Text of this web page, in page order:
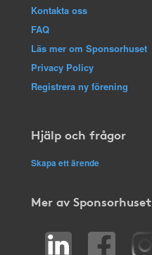
Kontakta oss
FAQ
Läs mer om Sponsorhuset
Privacy Policy
Registrera ny förening
Hjälp och frågor
Skapa ett ärende
Mer av Sponsorhuset